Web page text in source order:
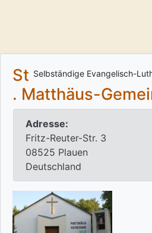
Selbständige Evangelisch-
St
. Matthäus-
Adresse:
Fritz-Reuter-Str. 3
08525 Plauen
Deutschland